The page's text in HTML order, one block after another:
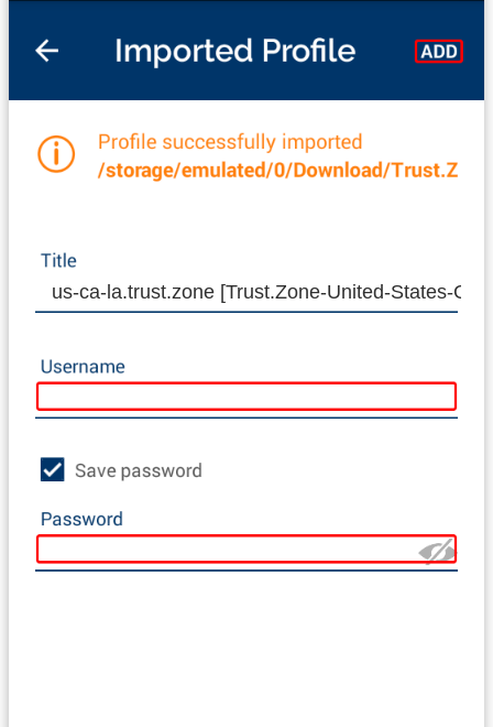
us-ca-la.trust.zone [Trust.Zone-United-States-CA-